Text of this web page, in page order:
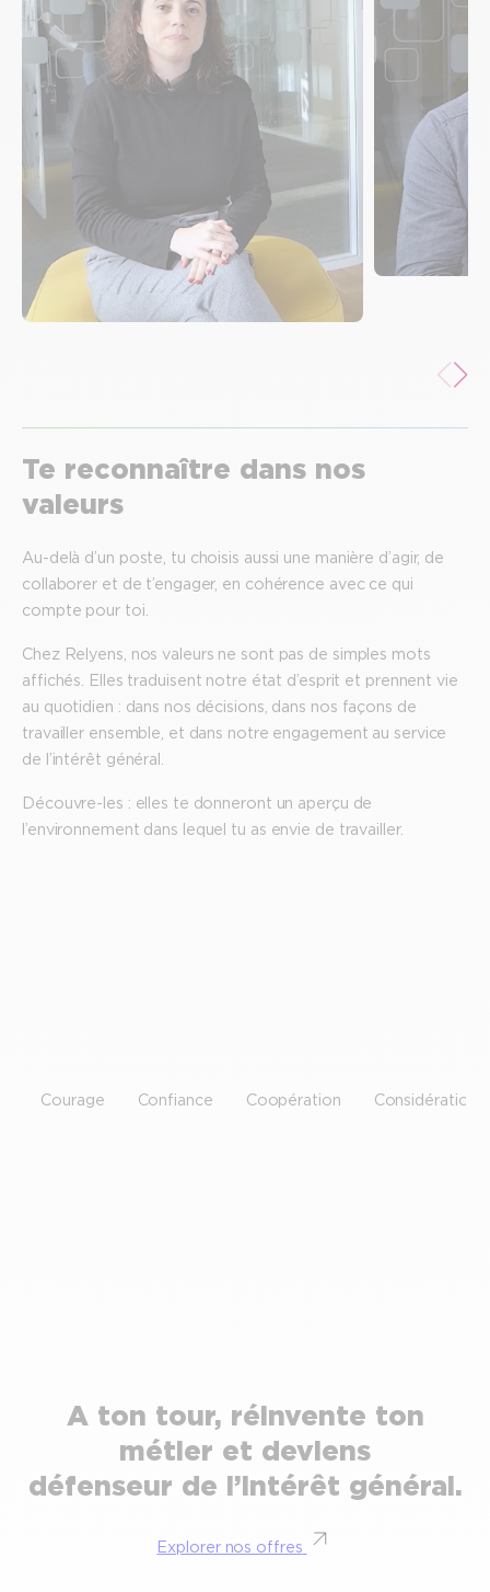
Te reconnaître dans nos
valeurs
Au-delà d’un poste, tu choisis aussi une manière d’agir, de
collaborer et de t’engager, en cohérence avec ce qui
compte pour toi.
Chez Relyens, nos valeurs ne sont pas de simples mots
affichés. Elles traduisent notre état d’esprit et prennent vie
au quotidien : dans nos décisions, dans nos façons de
travailler ensemble, et dans notre engagement au service
de l’intérêt général.
Découvre-les : elles te donneront un aperçu de
l’environnement dans lequel tu as envie de travailler.
Courage Confiance Coopération Considération
A ton tour, réinvente ton
métier et deviens
défenseur de l’intérêt général.
Explorer nos offres